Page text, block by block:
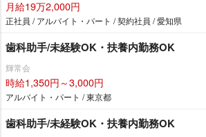
月給19万2,000円
正社員 / アルバイト・パート / 契約社員 / 愛知県
歯科助手/未経験OK・扶養内勤務OK
輝常会
時給1,350円～3,000円
アルバイト・パート / 東京都
歯科助手/未経験OK・扶養内勤務OK